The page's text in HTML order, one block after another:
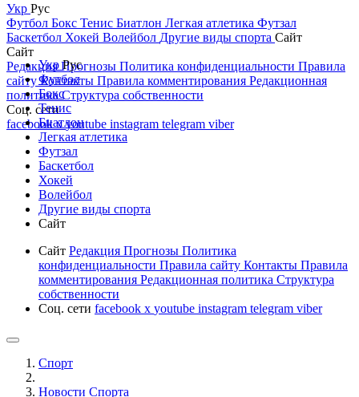
Укр Рус
Футбол Бокс Тенис Биатлон Легкая атлетика Футзал
Баскетбол Хокей Волейбол Другие виды спорта Сайт
Сайт
РедакцияПрогнозы Политика конфиденциальности Правила
сайтуКонтакты Правила комментирования Редакционная
политикаСтруктура собственности
Соц. сети
facebookxyoutube instagram telegram viber
УкрРус
Футбол
Бокс
Тенис
Биатлон
Легкая атлетика
Футзал
Баскетбол
Хокей
Волейбол
Другие виды спорта
Сайт
Сайт Редакция Прогнозы Политика
конфиденциальности Правила сайту Контакты Правила
комментирования Редакционная политика Структура
собственности
Соц. сети facebook x youtube instagram telegram viber
Спорт
Новости Cпорта